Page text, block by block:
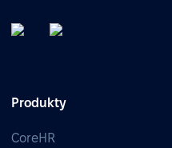
Produkty
CoreHR